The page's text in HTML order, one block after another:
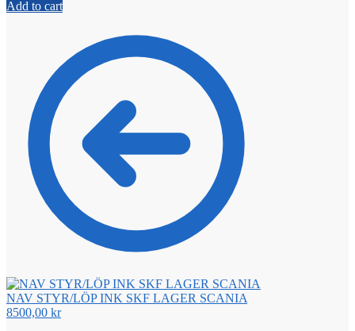
Add to cart
NAV STYR/LÖP INK SKF LAGER SCANIA
8500,00 kr